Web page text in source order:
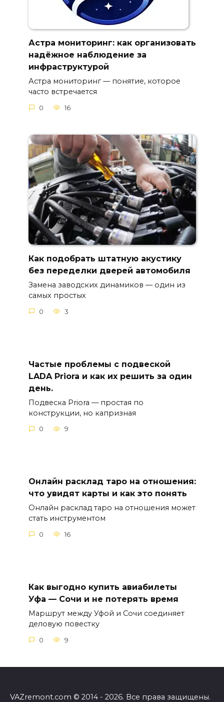
Астра мониторинг: как организовать
надёжное наблюдение за
инфраструктурой
Астра мониторинг — понятие, которое
часто встречается
0 16
Как подобрать штатную акустику
без переделки дверей автомобиля
Замена заводских динамиков — один из
самых простых
0 3
Частые проблемы с подвеской
LADA Priora и как их решить за один
день.
Подвеска Priora — простая по
конструкции, но капризная
0 9
Онлайн расклад таро на отношения:
что увидят карты и как это понять
Онлайн расклад таро на отношения может
стать инструментом
0 16
Как выгодно купить авиабилеты
Уфа — Сочи и не потерять время
Маршрут между Уфой и Сочи соединяет
деловую повестку
0 9
VAZremont.com © 2014 - 2026. Все права защищены.